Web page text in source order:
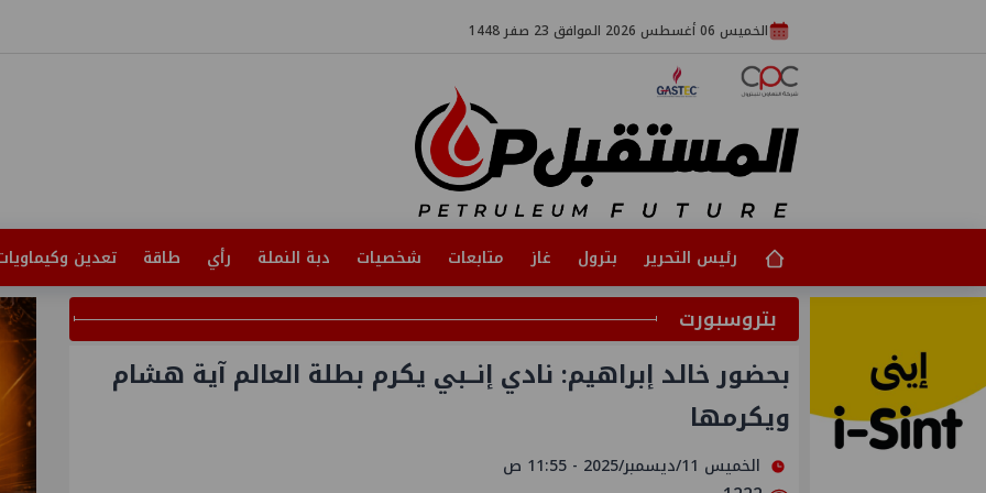
الخميس 06 أغسطس 2026 الموافق 23 صفر 1448
رئيس التحرير بترول غاز متابعات شخصيات دبة النملة رأي طاقة تعدين
بتروسبورت
بحضور خالد إبراهيم: نادي إنــبي يكرم بطلة العالم آية هشام
ويكرمها
الخميس 11/ديسمبر/2025 - 11:55 ص